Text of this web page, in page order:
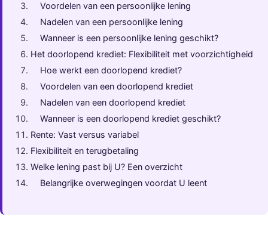
Voordelen van een persoonlijke lening
Nadelen van een persoonlijke lening
Wanneer is een persoonlijke lening geschikt?
Het doorlopend krediet: Flexibiliteit met voorzichtigheid
Hoe werkt een doorlopend krediet?
Voordelen van een doorlopend krediet
Nadelen van een doorlopend krediet
Wanneer is een doorlopend krediet geschikt?
Rente: Vast versus variabel
Flexibiliteit en terugbetaling
Welke lening past bij U? Een overzicht
Belangrijke overwegingen voordat U leent